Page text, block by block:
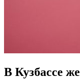
В Кузбассе